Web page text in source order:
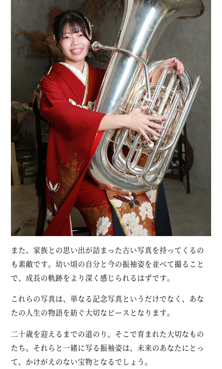
また、家族との思い出が詰まった古い写真を持ってくるの
も素敵です。幼い頃の自分と今の振袖姿を並べて撮ること
で、成長の軌跡をより深く感じられるはずです。
これらの写真は、単なる記念写真というだけでなく、あな
たの人生の物語を紡ぐ大切なピースとなります。
二十歳を迎えるまでの道のり、そこで育まれた大切なもの
たち。それらと一緒に写る振袖姿は、未来のあなたにとっ
て、かけがえのない宝物となるでしょう。